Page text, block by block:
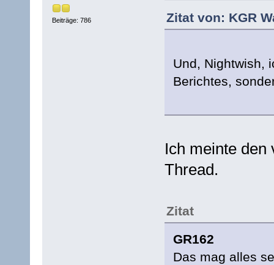
Beiträge: 786 Zitat von: KGR
Und, Nightwish,
Berichtes,
Ich meinte den
Thread.
Zitat
GR162
Das mag alles